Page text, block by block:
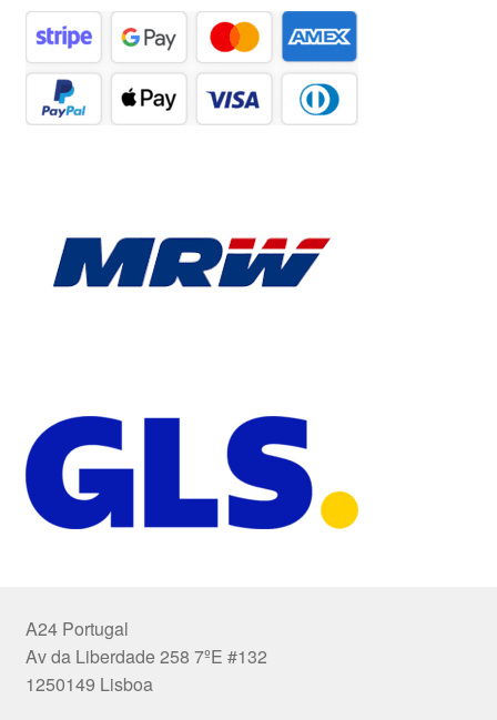
A24 Portugal
Av da Liberdade 258 7ºE #132
1250149 Lisboa